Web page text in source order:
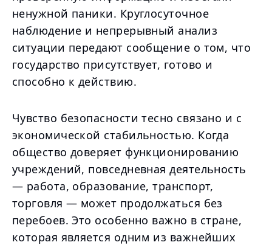
ненужной паники. Круглосуточное
наблюдение и непрерывный анализ
ситуации передают сообщение о том, что
государство присутствует, готово и
способно к действию.
Чувство безопасности тесно связано и с
экономической стабильностью. Когда
общество доверяет функционированию
учреждений, повседневная деятельность
— работа, образование, транспорт,
торговля — может продолжаться без
перебоев. Это особенно важно в стране,
которая является одним из важнейших